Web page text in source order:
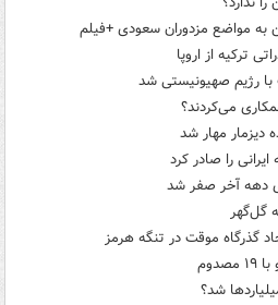
به مواضع مزدوران سعودی +فیلم
ترکیه از اروپا
با رژیم صهیونیستی شد
می‌کردند؟
مهار شد
را صادر کرد
دهه آخر صفر شد
گل‌گهر
گذرگاه موقت در تنگه هرمز
شد؟